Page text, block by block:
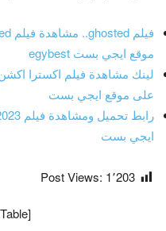
موقع ايجي بست egybest
على موقع ايجي بست
ايجي بست
Post Views: 1٬203
[AlbaSportTable]